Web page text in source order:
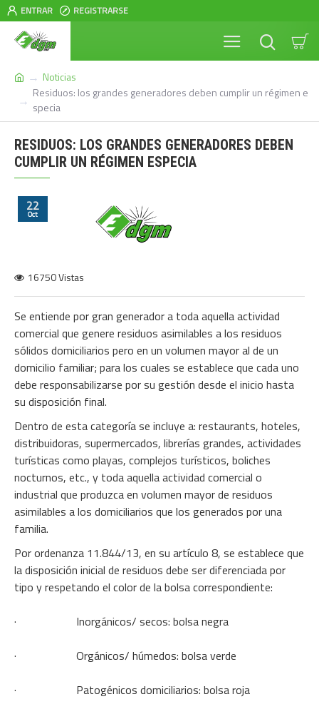
ENTRAR REGISTRARSE
Noticias
Residuos: los grandes generadores deben cumplir un régimen e
specia
RESIDUOS: LOS GRANDES GENERADORES DEBEN
CUMPLIR UN RÉGIMEN ESPECIA
22
Oct
16750 Vistas
Se entiende por gran generador a toda aquella actividad
comercial que genere residuos asimilables a los residuos
sólidos domiciliarios pero en un volumen mayor al de un
domicilio familiar; para los cuales se establece que cada uno
debe responsabilizarse por su gestión desde el inicio hasta
su disposición final.
Dentro de esta categoría se incluye a: restaurants, hoteles,
distribuidoras, supermercados, librerías grandes, actividades
turísticas como playas, complejos turísticos, boliches
nocturnos, etc., y toda aquella actividad comercial o
industrial que produzca en volumen mayor de residuos
asimilables a los domiciliarios que los generados por una
familia.
Por ordenanza 11.844/13, en su artículo 8, se establece que
la disposición inicial de residuos debe ser diferenciada por
tipo y respetando el color de la bolsa correspondiente:
· Inorgánicos/ secos: bolsa negra
· Orgánicos/ húmedos: bolsa verde
· Patogénicos domiciliarios: bolsa roja